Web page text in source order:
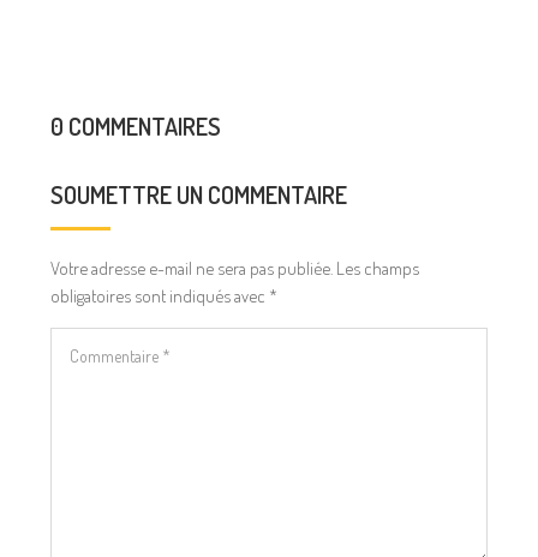
0 COMMENTAIRES
SOUMETTRE UN COMMENTAIRE
Votre adresse e-mail ne sera pas publiée. Les champs
obligatoires sont indiqués avec *